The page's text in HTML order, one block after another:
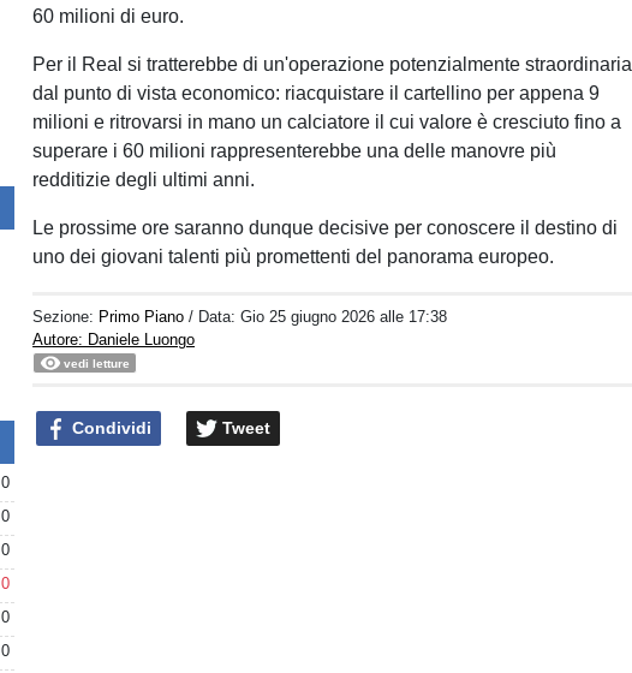
0
0
0
0
0
0
60 milioni di euro.
Per il Real si tratterebbe di un'operazione potenzialmente straordinaria
dal punto di vista economico: riacquistare il cartellino per appena 9
milioni e ritrovarsi in mano un calciatore il cui valore è cresciuto fino a
superare i 60 milioni rappresenterebbe una delle manovre più
redditizie degli ultimi anni.
Le prossime ore saranno dunque decisive per conoscere il destino di
uno dei giovani talenti più promettenti del panorama europeo.
Sezione: Primo Piano / Data:Gio 25 giugno 2026 alle 17:38
Autore: Daniele Luongo
vedi letture
Condividi Tweet